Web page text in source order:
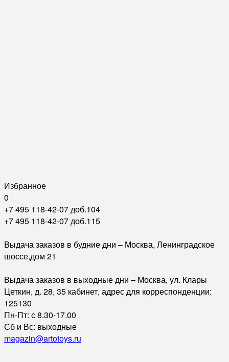
Избранное
0
+7 495 118-42-07 доб.104
+7 495 118-42-07 доб.115
Выдача заказов в будние дни – Москва, Ленинградское
шоссе,дом 21
Выдача заказов в выходные дни – Москва, ул. Клары
Цеткин, д. 28, 35 кабинет, адрес для корреспонденции:
125130
Пн-Пт: с 8.30-17.00
Сб и Вс: выходные
magazin@artotoys.ru